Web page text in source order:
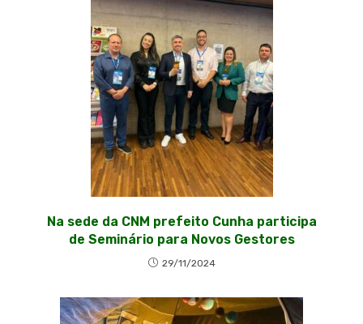
Na sede da CNM prefeito Cunha participa
de Seminário para Novos Gestores
29/11/2024